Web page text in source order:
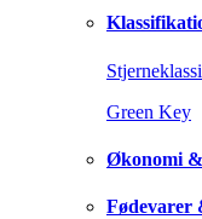
Green Key
Økonomi
Fødevarer